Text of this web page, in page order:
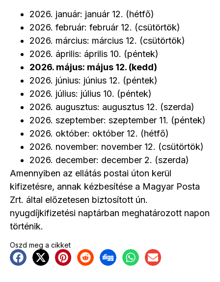
2026. január: január 12. (hétfő)
2026. február: február 12. (csütörtök)
2026. március: március 12. (csütörtök)
2026. április: április 10. (péntek)
2026. május: május 12. (kedd)
2026. június: június 12. (péntek)
2026. július: július 10. (péntek)
2026. augusztus: augusztus 12. (szerda)
2026. szeptember: szeptember 11. (péntek)
2026. október: október 12. (hétfő)
2026. november: november 12. (csütörtök)
2026. december: december 2. (szerda)
Amennyiben az ellátás postai úton kerül
kifizetésre, annak kézbesítése a Magyar Posta
Zrt. által előzetesen biztosított ún.
nyugdíjkifizetési naptárban meghatározott napon
történik.
Oszd meg a cikket